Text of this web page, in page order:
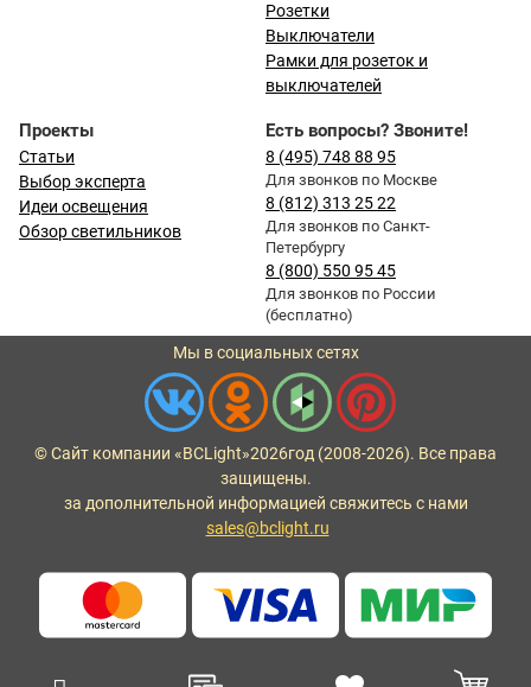
Розетки
Выключатели
Рамки для розеток и
выключателей
Проекты
Статьи
Выбор эксперта
Идеи освещения
Обзор светильников
Есть вопросы? Звоните!
8 (495) 748 88 95
Для звонков по Москве
8 (812) 313 25 22
Для звонков по Санкт-
Петербургу
8 (800) 550 95 45
Для звонков по России
(бесплатно)
Мы в социальных сетях
© Сайт компании «BCLight»2026год (2008-2026). Все права
защищены.
за дополнительной информацией свяжитесь с нами
sales@bclight.ru